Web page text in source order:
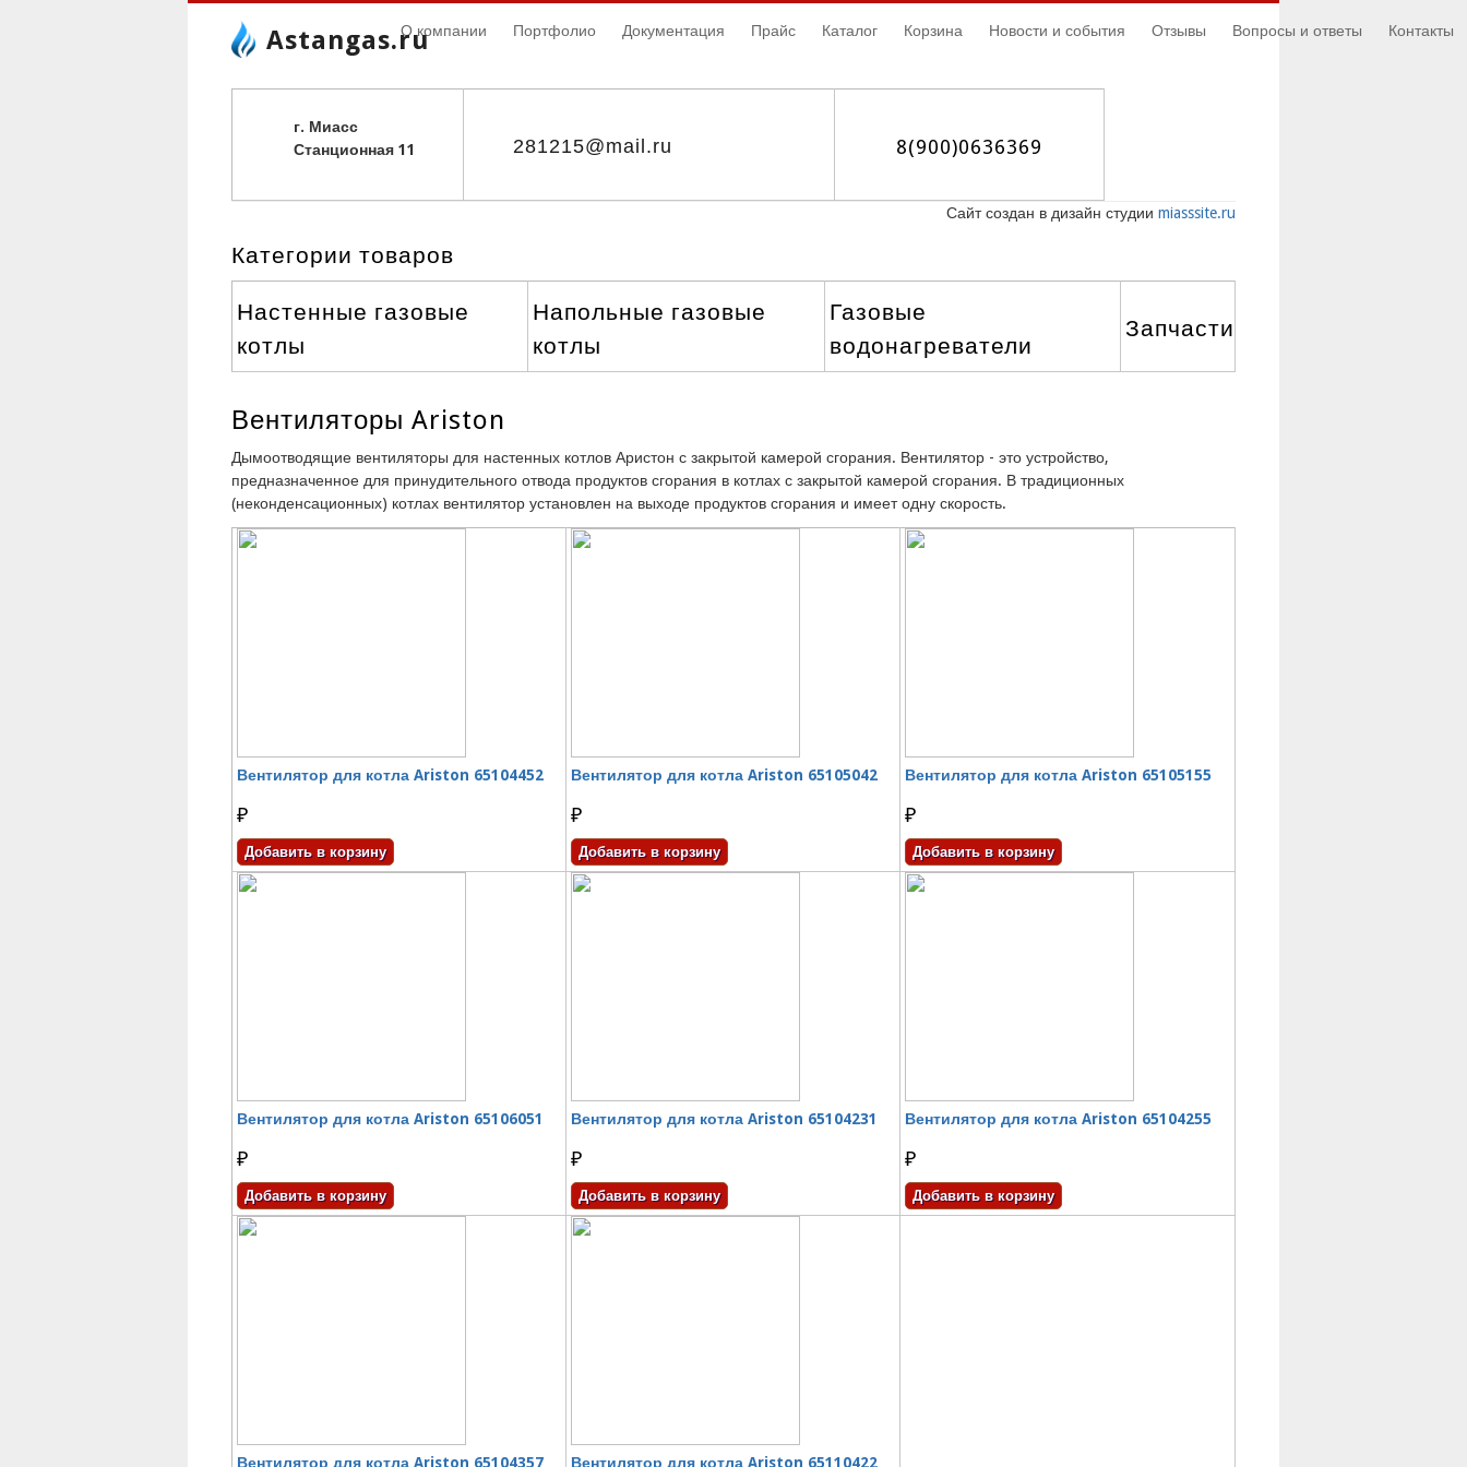
Astangas.ru
г. Миасс
Станционная 11 281215@mail.ru 8(900)0636369
О компании Портфолио Документация Прайс Каталог Корзина Новости и события Отзывы Вопросы и ответы Контакты
Сайт создан в дизайн студии miasssite.ru
Категории товаров
Настенные газовые
котлы
Напольные газовые
котлы
Газовые
водонагреватели
Запчасти
Вентиляторы Ariston
Дымоотводящие вентиляторы для настенных котлов Аристон с закрытой камерой сгорания. Вентилятор - это устройство,
предназначенное для принудительного отвода продуктов сгорания в котлах с закрытой камерой сгорания. В традиционных
(неконденсационных) котлах вентилятор установлен на выходе продуктов сгорания и имеет одну скорость.
Вентилятор для котла Ariston 65104452
₽
Вентилятор для котла Ariston 65105042
₽
Вентилятор для котла Ariston 65105155
₽
Вентилятор для котла Ariston 65106051
₽
Вентилятор для котла Ariston 65104231
₽
Вентилятор для котла Ariston 65104255
₽
Вентилятор для котла Ariston 65104357 Вентилятор для котла Ariston 65110422